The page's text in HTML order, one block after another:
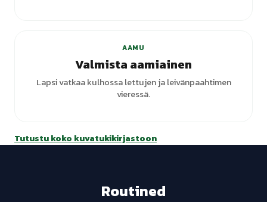
AAMU
Valmista aamiainen
Lapsi vatkaa kulhossa lettujen ja leivänpaahtimen
vieressä.
Tutustu koko kuvatukikirjastoon
Routined